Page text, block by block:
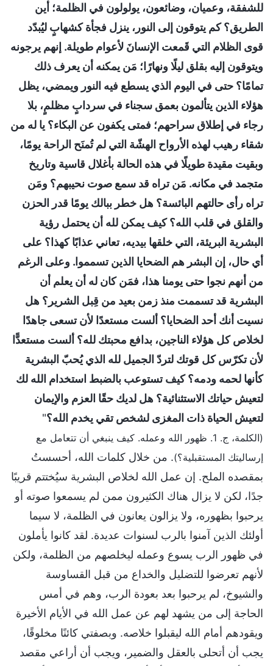
للشفقة، وعميان، وضائعون، يولولون في الظلمة؛ أين
الطريق؟ كم يتوقون إلى النور، ينزل فجأة كشهابٍ ليُبدّد
قوى الظلام التي قَمعت الإنسانَ لأعوام طويلة. إنهم يرجونه
ويتوقون إليه بقلق ليلًا ونهارًا؛ مَن يمكنه أن يعرف ذلك
تمامًا؟ حتى في اليوم الذي يسطع فيه النور ويمضي، يظل
هؤلاء الذين يتألمون بعمق سجناء في سردابٍ مظلمٍ، بلا
رجاء في إطلاق سراحهم؛ فمتى يكفون عن البكاء؟ يا له من
شقاء رهيب لهذه الأرواح الهشّة التي لم تُمنَح الراحة يومًا،
وبقيت مقيدة طويلًا في هذه الحالة بأغلال قاسية وتاريخ
متجمد في مكانه. مَن تراه قد سمع صوت نحيبهم؟ ومَن
تراه رأى حالتهم البائسة؟ هل خطر ببالك يومًا قدر الحزن
والقلق في قلب الله؟ كيف يمكن لله أن يحتمل رؤية
البشرية البريئة، التي خلقها بيديه، تعاني عذابًا كهذا؟ على
أي حال، إن البشر هم الضحايا الذين تسمموا. وعلى الرغم
من أنهم نجوا حتى يومنا هذا، فمَن كان له أن يعلم أن
البشرية قد تسممت منذ زمن بعيد من قِبل الشرير؟ هل
نسيت أنك أحد الضحايا؟ ألست مستعدًا لأن تسعى جاهدًا
لخلاص كل هؤلاء الناجين، بدافع محبتك لله؟ ألست مستعدًّا
لأن تكرّس كل قوتك لتردّ الجميل لله الذي يُحبّ البشرية
كأنها لحمه ودمه؟ كيف تستوعب بالضبط استخدام الله لك
لتعيش حياتك الاستثنائية؟ هل لديك حقًا العزم والإيمان
لتعيش الحياة ذات المغزى لشخص تقي يخدم الله؟"
(الكلمة، ج. 1. ظهور الله وعمله. كيف ينبغي أن تتعامل مع
إرساليتك المستقبلية؟). من خلال كلمات الله، أحسستُ
بمقصده الملح. إن عمل الله لخلاص البشرية سيُختتم قريبًا
جدًا، لكن لا يزال هناك الكثيرون ممن لم يسمعوا صوته أو
يرحبوا بظهوره، ولا يزالون يعانون في الظلمة، لا سيما
أولئك الذين آمنوا بالرب لسنوات عديدة. لقد كانوا يأملون
في ظهور الرب يسوع وعمله ليخلصهم من الظلمة، ولكن
لأنهم تعرضوا للتضليل والخداع من قبل القساوسة
والشيوخ، لم يرحبوا بعد بعودة الرب، وهم في أمس
الحاجة إلى من يشهد لهم عن عمل الله في الأيام الأخيرة
ويقودهم أمام الله ليقبلوا خلاصه. وبصفتي كائنًا مخلوقًا،
يجب أن أتحلى بالعقل والضمير، ويجب أن أراعي مقصد